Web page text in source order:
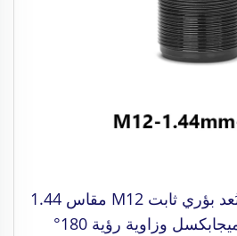
عدسة عين السمكة بُعد بؤري ثابت M12 مقاس 1.44
مم F2.0 بدقة 3 ميجابكسل وزاوية رؤية 180°